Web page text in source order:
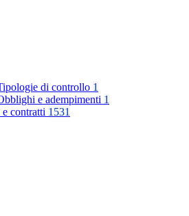
di controllo 1
e adempimenti 1
contratti 1531